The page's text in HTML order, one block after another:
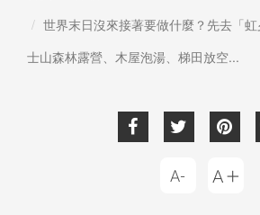
世界末日沒來接著要做什麼？先去「
士山森林露營、木屋泡湯、梯田放空...